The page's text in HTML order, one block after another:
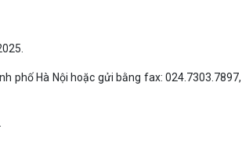
phố Hà Nội hoặc gửi bằng fax: 024.7303.7897,